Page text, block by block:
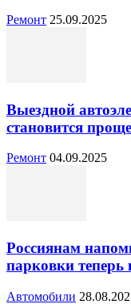
Ремонт 25.09.2025
Выездной
становится проще
Ремонт 04.09.2025
Россиянам
парковки теперь
Автомобили